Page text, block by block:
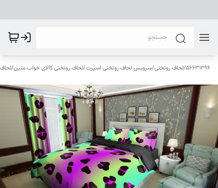
56631396
/لحاف روتختی/سرویس لحاف روتختی اسپرت/لحاف روتختی کالای خواب متین/